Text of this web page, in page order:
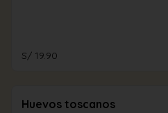
S/ 19.90
Huevos toscanos